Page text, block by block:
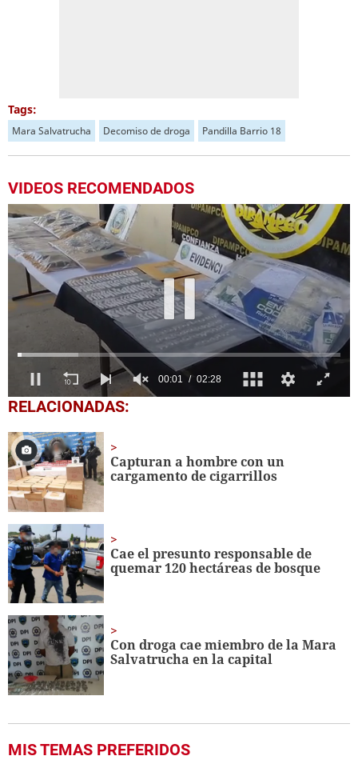
Tags:
Mara Salvatrucha Decomiso de droga Pandilla Barrio 18
VIDEOS RECOMENDADOS
0
seconds
2
minutes,
28
seconds
RELACIONADAS:
Capturan a hombre con un
cargamento de cigarrillos
Cae el presunto responsable de
quemar 120 hectáreas de bosque
Con droga cae miembro de la Mara
Salvatrucha en la capital
MIS TEMAS PREFERIDOS